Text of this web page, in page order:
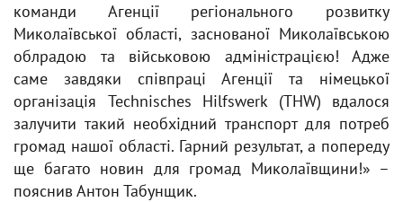
команди Агенції регіонального розвитку
Миколаївської області, заснованої Миколаївською
облрадою та військовою адміністрацією! Адже
саме завдяки співпраці Агенції та німецької
організація Technisches Hilfswerk (THW) вдалося
залучити такий необхідний транспорт для потреб
громад нашої області. Гарний результат, а попереду
ще багато новин для громад Миколаївщини!» –
пояснив Антон Табунщик.